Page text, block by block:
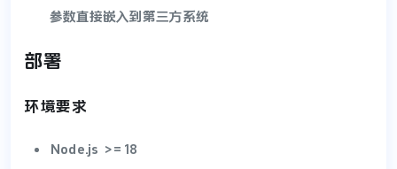
参数直接嵌入到第三方系统
部署
环境要求
Node.js >= 18